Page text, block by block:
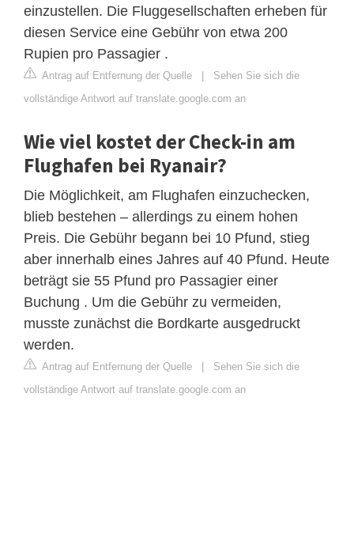
einzustellen. Die Fluggesellschaften erheben für
diesen Service eine Gebühr von etwa 200
Rupien pro Passagier .
Antrag auf Entfernung der Quelle | Sehen Sie sich die
vollständige Antwort auf translate.google.com an
Wie viel kostet der Check-in am
Flughafen bei Ryanair?
Die Möglichkeit, am Flughafen einzuchecken,
blieb bestehen – allerdings zu einem hohen
Preis. Die Gebühr begann bei 10 Pfund, stieg
aber innerhalb eines Jahres auf 40 Pfund. Heute
beträgt sie 55 Pfund pro Passagier einer
Buchung . Um die Gebühr zu vermeiden,
musste zunächst die Bordkarte ausgedruckt
werden.
Antrag auf Entfernung der Quelle | Sehen Sie sich die
vollständige Antwort auf translate.google.com an